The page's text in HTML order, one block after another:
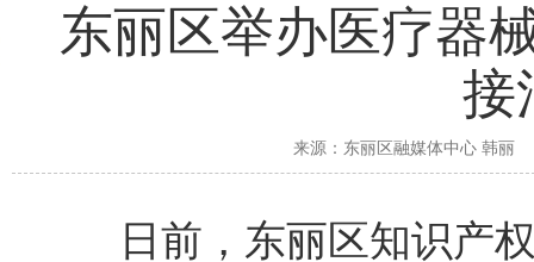
东丽区举办医疗器
接
来源： 东丽区融媒体中心 韩丽
日前，东丽区知识产